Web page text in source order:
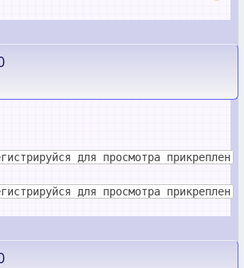
для просмотра прикреплен
для просмотра прикреплен